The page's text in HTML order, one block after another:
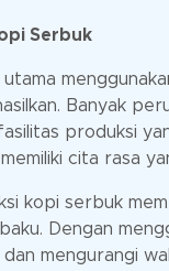
Serbuk
Banyak
produksi
cita rasa
kopi serbuk
Dengan
mengurangi